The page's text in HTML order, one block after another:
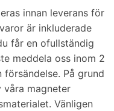
innan leverans för
är inkluderade
får en ofullständig
meddela oss inom 2
På grund
våra magneter
Vänligen